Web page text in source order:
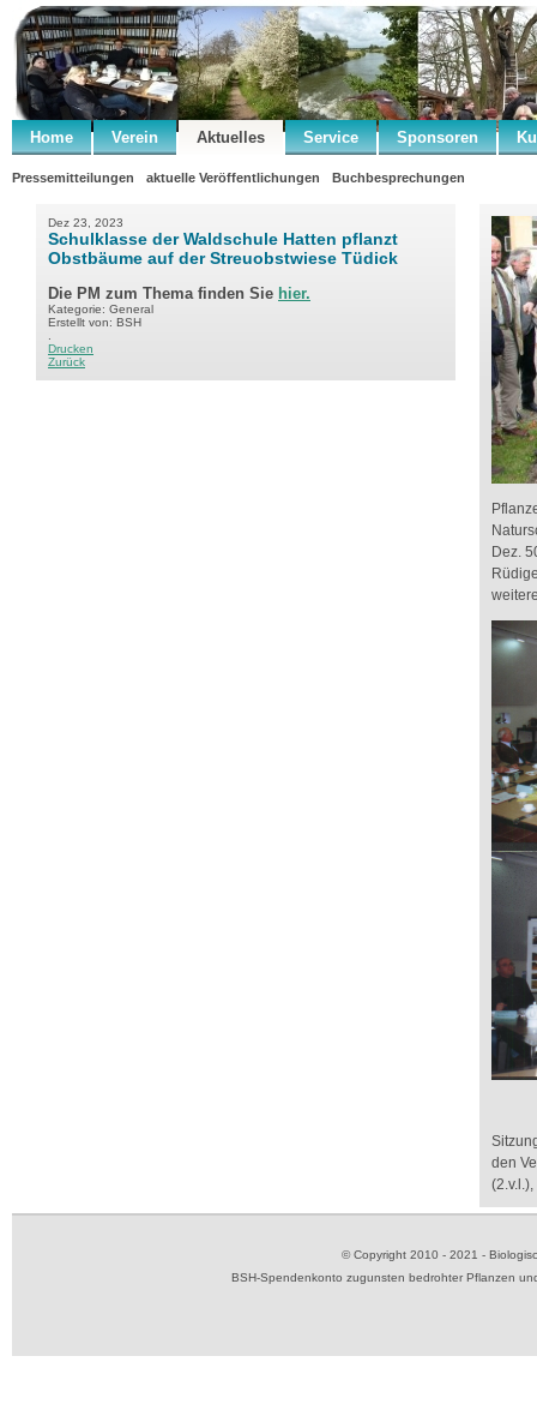
Home Verein Aktuelles Service Sponsoren
Pressemitteilungen aktuelle Veröffentlichungen Buchbesprechungen
Dez 23, 2023
Schulklasse der Waldschule Hatten pflanzt
Obstbäume auf der Streuobstwiese Tüdick
Die PM zum Thema finden Sie hier.
Kategorie: General
Erstellt von: BSH
Drucken
Zurück
Dez.
den
© Copyright 2010 - 2021 -
BSH-Spendenkonto zugunsten bedrohter Pflanzen